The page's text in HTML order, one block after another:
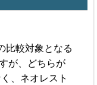
比較対象となる
が、どちらが
、ネオレスト